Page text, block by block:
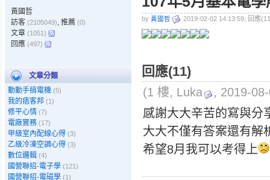
黃國哲
訪客 (2105049), 推薦 (0)
文章 (1051)
回應 (497)
文章分類
動動手搞電機 (5)
我的痞客邦 (1)
修平心情 (7)
電廠實務 (17)
甲級室內配線心得 (3)
乙級冷凍空調心得 (3)
數位邏輯 (4)
國營聯招-電子學 (121)
國營聯招-電磁學 (1)
by 黃國哲 2019-02-02 14:13:59, 回應
回應(11)
(1 樓, Luka
, 2019-
感謝大大辛苦的寫與
大大不僅有答案還有解
希望8月我可以考得上